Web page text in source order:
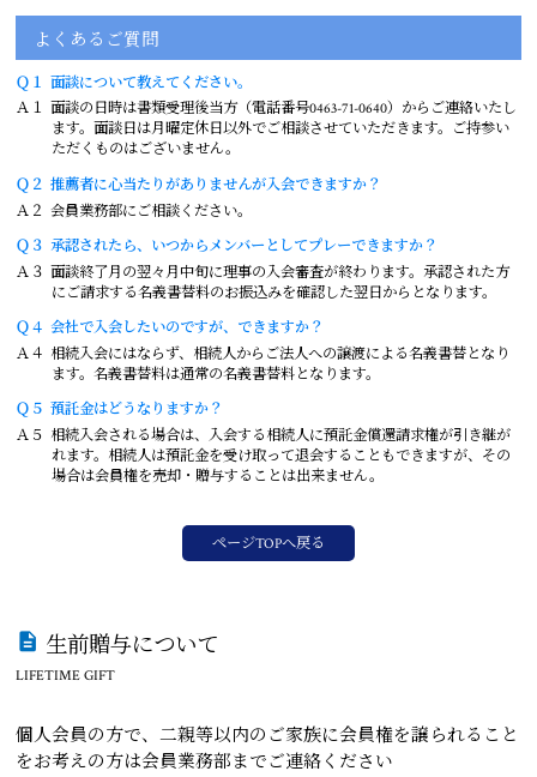
よくあるご質問
Ｑ１ 面談について教えてください。
Ａ１ 面談の日時は書類受理後当方（電話番号0463-71-0640）からご連絡いたし
ます。面談日は月曜定休日以外でご相談させていただきます。ご持参い
ただくものはございません。
Ｑ２ 推薦者に心当たりがありませんが入会できますか？
Ａ２ 会員業務部にご相談ください。
Ｑ３ 承認されたら、いつからメンバーとしてプレーできますか？
Ａ３ 面談終了月の翌々月中旬に理事の入会審査が終わります。承認された方
にご請求する名義書替料のお振込みを確認した翌日からとなります。
Ｑ４ 会社で入会したいのですが、できますか？
Ａ４ 相続入会にはならず、相続人からご法人への譲渡による名義書替となり
ます。名義書替料は通常の名義書替料となります。
Ｑ５ 預託金はどうなりますか？
Ａ５ 相続入会される場合は、入会する相続人に預託金償還請求権が引き継が
れます。相続人は預託金を受け取って退会することもできますが、その
場合は会員権を売却・贈与することは出来ません。
ページTOPへ戻る
生前贈与について
LIFETIME GIFT
個人会員の方で、二親等以内のご家族に会員権を譲られること
をお考えの方は会員業務部までご連絡ください